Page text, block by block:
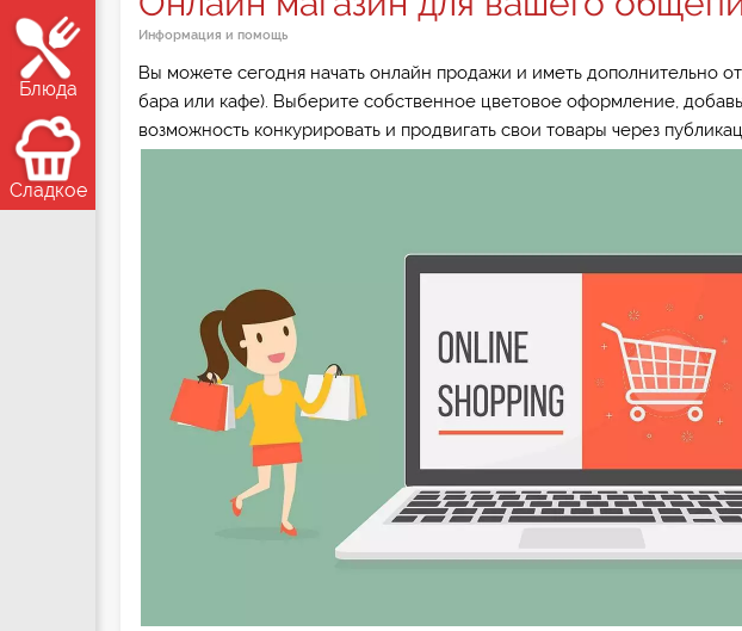
Блюда
Сладкое
Информация и помощь
Вы можете сегодня начать онлайн продажи и иметь дополнительно
бара или кафе). Выберите собственное цветовое оформление,
возможность конкурировать и продвигать свои товары через